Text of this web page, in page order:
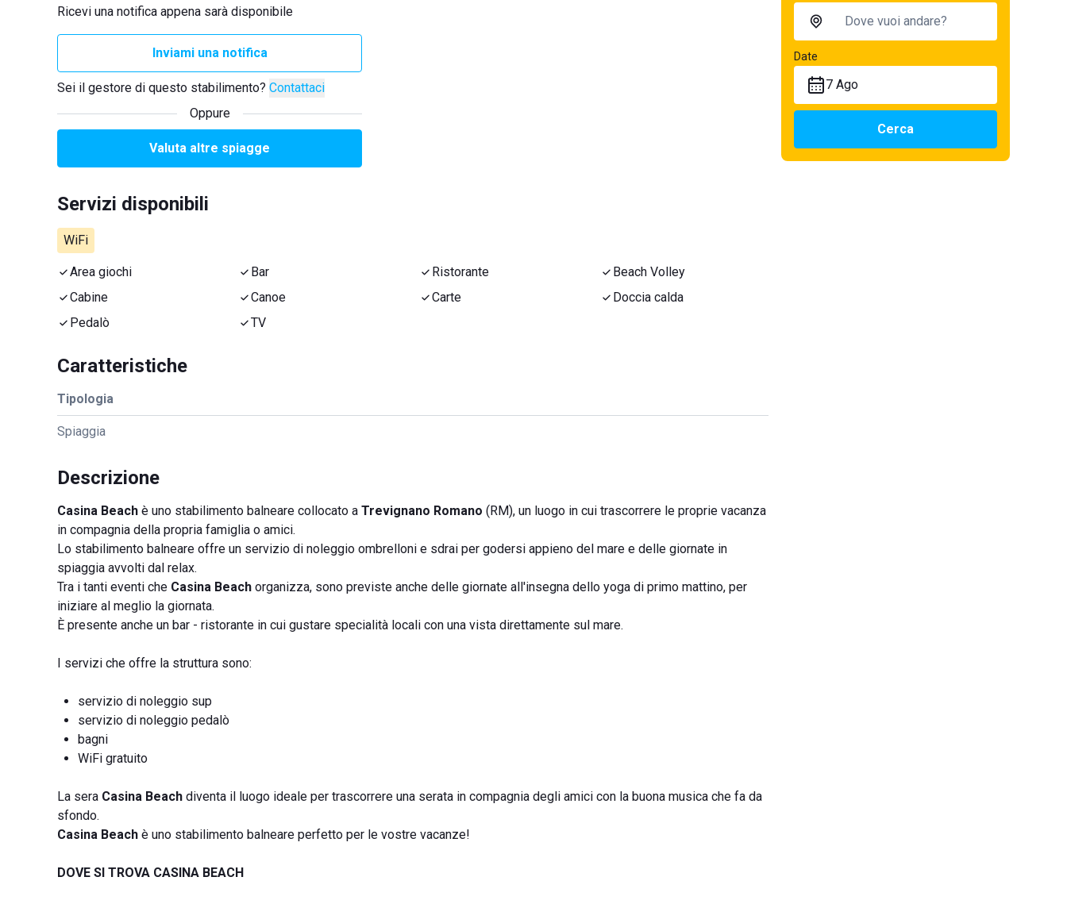
Ricevi una notifica appena sarà disponibile
Inviami una notifica
Sei il gestore di questo stabilimento? Contattaci
Oppure
Valuta altre spiagge
Servizi disponibili
WiFi
Area giochi Bar Ristorante
Beach Volley
Cabine
Canoe Carte
Doccia calda
Pedalò
TV
Caratteristiche
Tipologia
Spiaggia
Descrizione
Casina Beach è uno stabilimento balneare collocato a Trevignano Romano (RM), un luogo in cui trascorrere le proprie vacanza
in compagnia della propria famiglia o amici.
Lo stabilimento balneare offre un servizio di noleggio ombrelloni e sdrai per godersi appieno del mare e delle giornate in
spiaggia avvolti dal relax.
Tra i tanti eventi che Casina Beach organizza, sono previste anche delle giornate all'insegna dello yoga di primo mattino, per
iniziare al meglio la giornata.
È presente anche un bar - ristorante in cui gustare specialità locali con una vista direttamente sul mare.
I servizi che offre la struttura sono:
servizio di noleggio sup
servizio di noleggio pedalò
bagni
WiFi gratuito
La sera Casina Beach diventa il luogo ideale per trascorrere una serata in compagnia degli amici con la buona musica che fa da
sfondo.
Casina Beach è uno stabilimento balneare perfetto per le vostre vacanze!
DOVE SI TROVA CASINA BEACH
Date
7 Ago
Cerca